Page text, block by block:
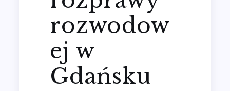
rozwodow
ej w
Gdańsku